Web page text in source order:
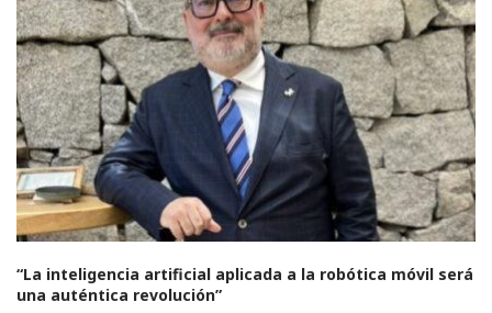
“La inteligencia artificial aplicada a la robótica móvil será
una auténtica revolución”